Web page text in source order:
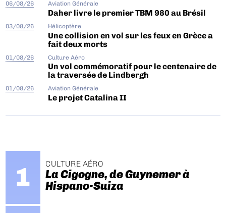
06/08/26 Aviation Générale
Daher livre le premier TBM 980 au Brésil
03/08/26 Hélicoptère
Une collision en vol sur les feux en Grèce a
fait deux morts
01/08/26 Culture Aéro
Un vol commémoratif pour le centenaire de
la traversée de Lindbergh
01/08/26 Aviation Générale
Le projet Catalina II
CULTURE AÉRO
La Cigogne, de Guynemer à
Hispano-Suiza